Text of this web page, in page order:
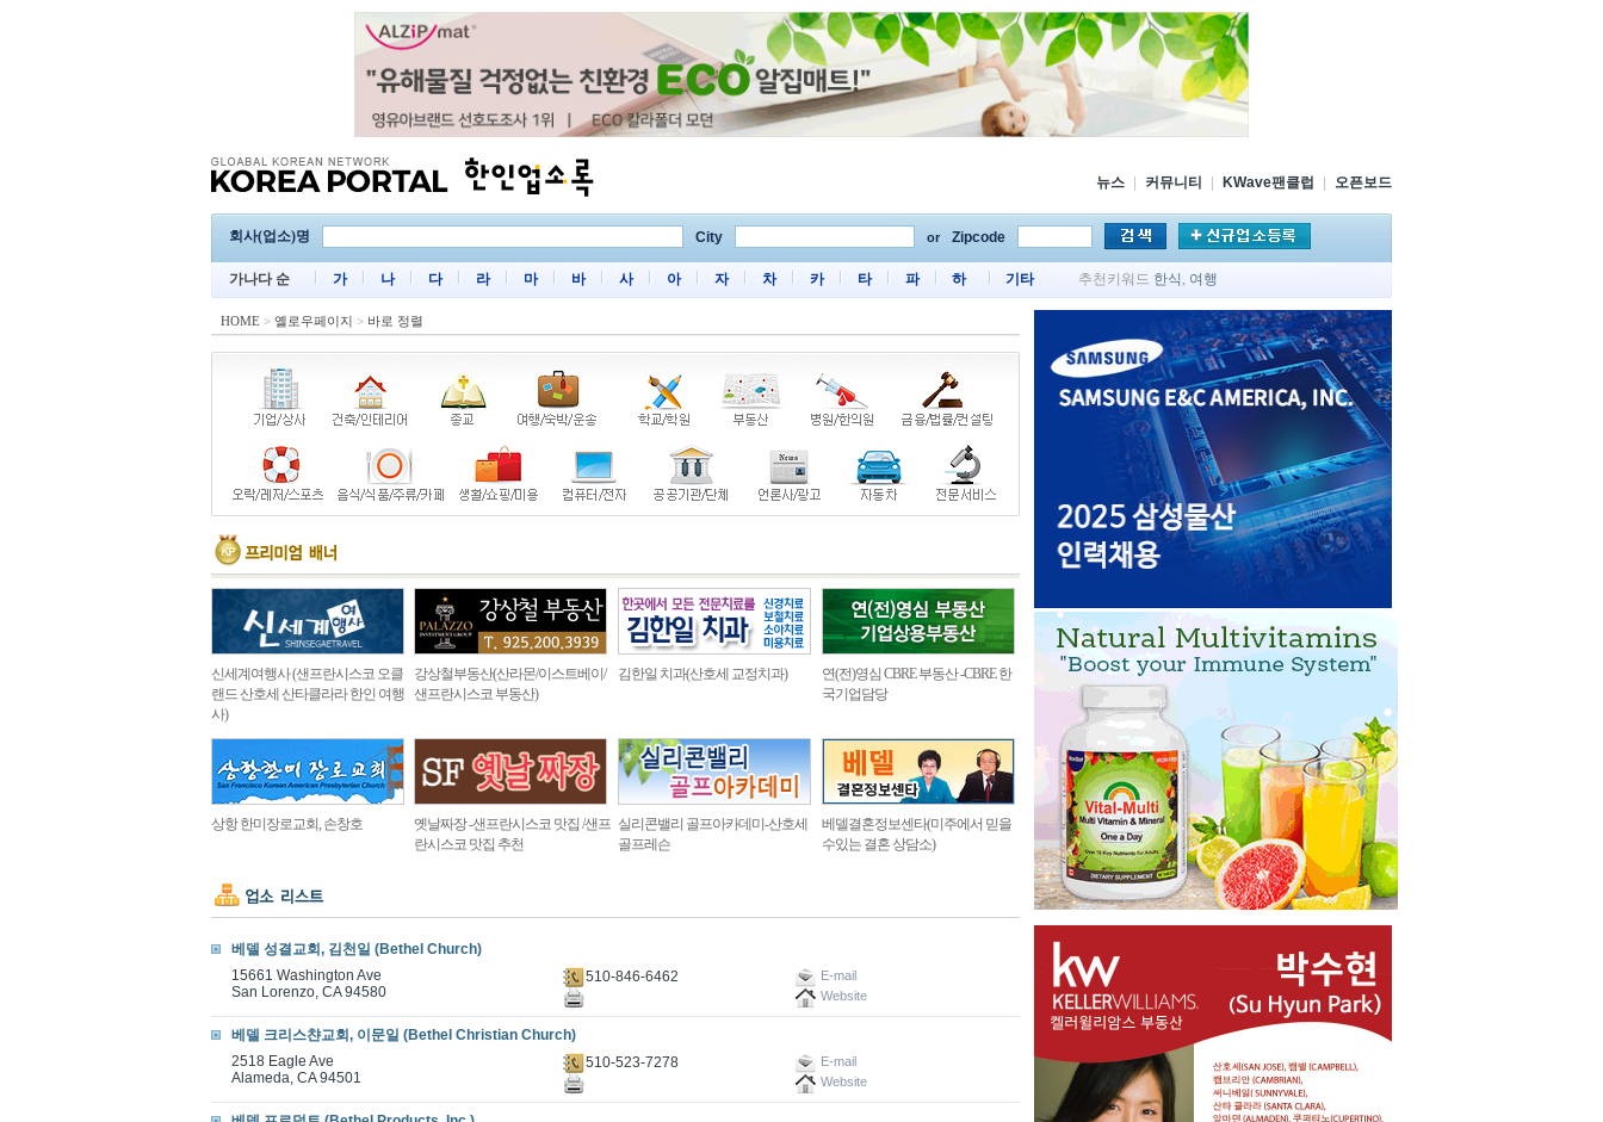
뉴스 커뮤니티 KWave팬클럽 오픈보드
회사(업소)명 City or Zipcode
가나다 순 가 나 다 라 마 바 사 아 자 차 카 타 파 하 기타 추천키워드 한식 , 여행
HOME > 옐로우페이지 > 바로 정렬
신세계여행사 (샌프란시스코 오클
랜드 산호세 산타클라라 한인 여행
사)
강상철부동산(산라몬/이스트베이/
샌프란시스코 부동산)
김한일 치과(산호세 교정치과)
연(전)영심 CBRE 부동산 -CBRE 한
국기업담당
상항 한미장로교회, 손창호
옛날짜장 -샌프란시스코 맛집 /샌프
란시스코 맛집 추천
실리콘밸리 골프아카데미-산호세
골프레슨
베델결혼정보센타(미주에서 믿을
수있는 결혼 상담소)
베델 성결교회, 김천일 (Bethel Church)
15661 Washington Ave
San Lorenzo, CA 94580
510-846-6462
E-mail
Website
베델 크리스챤교회, 이문일 (Bethel Christian Church)
2518 Eagle Ave
Alameda, CA 94501
510-523-7278
E-mail
Website